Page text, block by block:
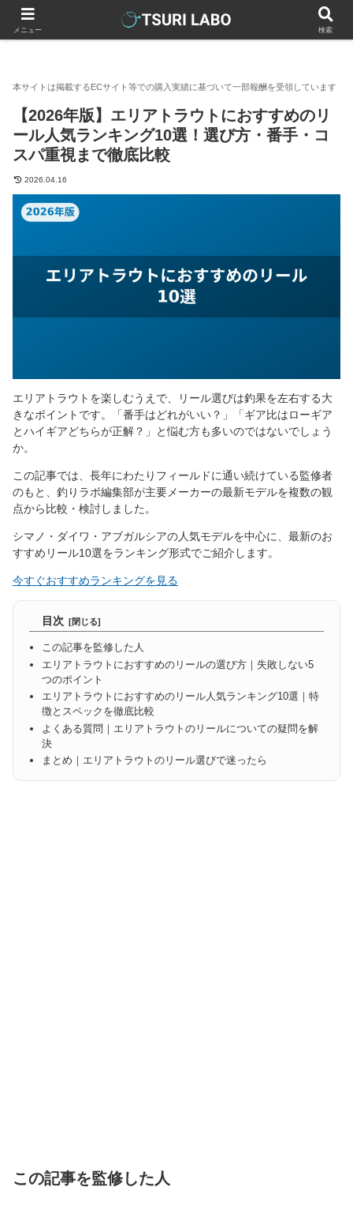
釣りラボマガジン 釣具（釣り道具） リール トラウトリー
【2026年版】エリアトラウトにおすすめのリ
ール人気ランキング10選！選び方・番手・コ
スパ重視まで徹底比較
2026.04.16
エリアトラウトを楽しむうえで、リール選びは釣果を左右する大
きなポイントです。「番手はどれがいい？」「ギア比はローギア
とハイギアどちらが正解？」と悩む方も多いのではないでしょう
か。
この記事では、長年にわたりフィールドに通い続けている監修者
のもと、釣りラボ編集部が主要メーカーの最新モデルを複数の観
点から比較・検討しました。
シマノ・ダイワ・アブガルシアの人気モデルを中心に、最新のお
すすめリール10選をランキング形式でご紹介します。
今すぐおすすめランキングを見る
目次
この記事を監修した人
エリアトラウトにおすすめのリールの選び方｜失敗しない5
つのポイント
エリアトラウトにおすすめのリール人気ランキング10選｜特
徴とスペックを徹底比較
よくある質問｜エリアトラウトのリールについての疑問を解
決
まとめ｜エリアトラウトのリール選びで迷ったら
この記事を監修した人
メニュー 検索